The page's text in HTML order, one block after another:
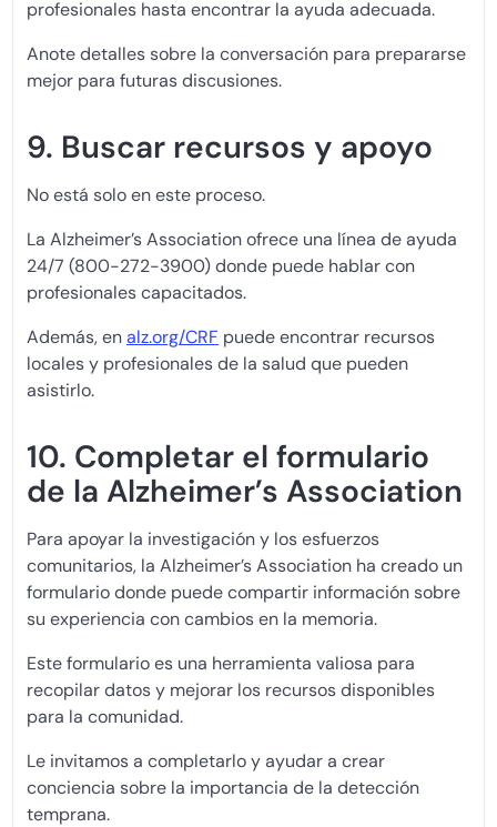
profesionales hasta encontrar la ayuda adecuada.
Anote detalles sobre la conversación para prepararse
mejor para futuras discusiones.
9. Buscar recursos y apoyo
No está solo en este proceso.
La Alzheimer’s Association ofrece una línea de ayuda
24/7 (800-272-3900) donde puede hablar con
profesionales capacitados.
Además, enalz.org/CRF puede encontrar recursos
locales y profesionales de la salud que pueden
asistirlo.
10. Completar el formulario
de la Alzheimer’s Association
Para apoyar la investigación y los esfuerzos
comunitarios, la Alzheimer’s Association ha creado un
formulario donde puede compartir información sobre
su experiencia con cambios en la memoria.
Este formulario es una herramienta valiosa para
recopilar datos y mejorar los recursos disponibles
para la comunidad.
Le invitamos a completarlo y ayudar a crear
conciencia sobre la importancia de la detección
temprana.